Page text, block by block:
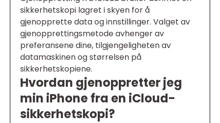
sikkerhetskopi lagret i skyen for å
gjenopprette data og innstillinger. Valget av
gjenopprettingsmetode avhenger av
preferansene dine, tilgjengeligheten av
datamaskinen og størrelsen på
sikkerhetskopiene.
Hvordan gjenoppretter jeg
min iPhone fra en iCloud-
sikkerhetskopi?